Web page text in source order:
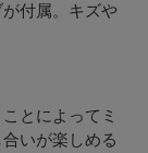
付属。キズや
とによってミ
いが楽しめる